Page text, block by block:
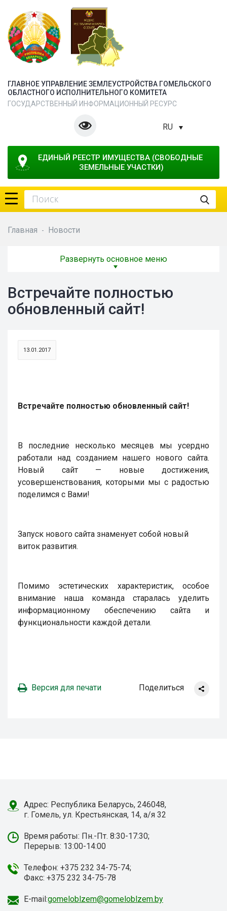
ГЛАВНОЕ УПРАВЛЕНИЕ ЗЕМЛЕУСТРОЙСТВА ГОМЕЛЬСКОГО
ОБЛАСТНОГО ИСПОЛНИТЕЛЬНОГО КОМИТЕТА
ГОСУДАРСТВЕННЫЙ ИНФОРМАЦИОННЫЙ РЕСУРС
RU
ЕДИНЫЙ РЕЕСТР ИМУЩЕСТВА (СВОБОДНЫЕ
ЗЕМЕЛЬНЫЕ УЧАСТКИ)
Главная - Новости
Развернуть основное меню
Встречайте полностью
обновленный сайт!
13.01.2017
Встречайте полностью обновленный сайт!
В последние несколько месяцев мы усердно
работали над созданием нашего нового сайта.
Новый сайт — новые достижения,
усовершенствования, которыми мы с радостью
поделимся с Вами!
Запуск нового сайта знаменует собой новый
виток развития.
Помимо эстетических характеристик, особое
внимание наша команда старалась уделить
информационному обеспечению сайта и
функциональности каждой детали.
Версия для печати Поделиться
Адрес: Республика Беларусь, 246048,
г. Гомель, ул. Крестьянская, 14, а/я 32
Время работы: Пн.-Пт. 8:30-17:30;
Перерыв: 13:00-14:00
Телефон: +375 232 34-75-74;
Факс: +375 232 34-75-78
E-mail:gomeloblzem@gomeloblzem.by